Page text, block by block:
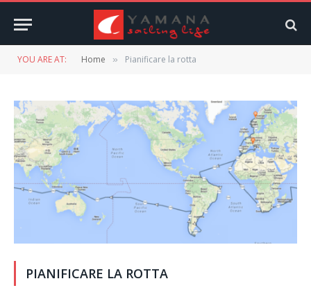
YOU ARE AT: Home » Pianificare la rotta
PIANIFICARE LA ROTTA